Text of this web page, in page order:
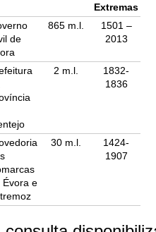
Extremas
de
865 m.l. 1501 –
2013
2 m.l.
1832-
1836
Évora e
30 m.l.
1424-
1907